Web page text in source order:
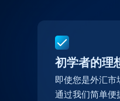
初学者的理
即使您是外汇
通过我们简单便